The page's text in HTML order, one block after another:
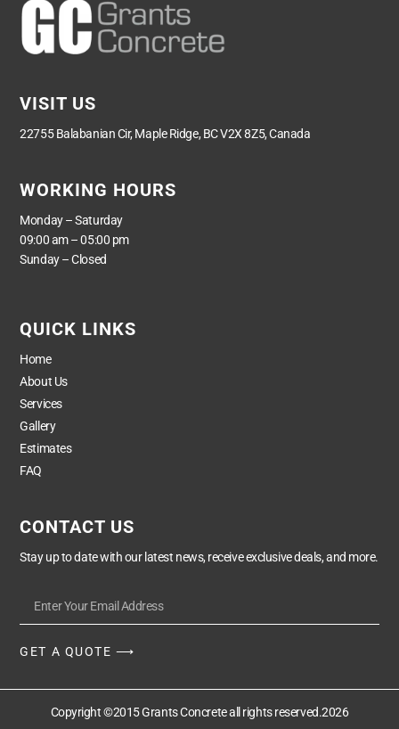
VISIT US
22755 Balabanian Cir, Maple Ridge, BC V2X 8Z5, Canada
WORKING HOURS
Monday – Saturday
09:00 am – 05:00 pm
Sunday – Closed
QUICK LINKS
Home
About Us
Services
Gallery
Estimates
FAQ
CONTACT US
Stay up to date with our latest news, receive exclusive deals, and more.
GET A QUOTE ⟶
Copyright ©2015 Grants Concrete all rights reserved.2026